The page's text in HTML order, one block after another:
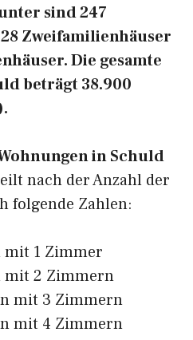
sind 247
Zweifamilienhäuser
Die gesamte
beträgt 38.900
in Schuld
nach der Anzahl der
folgende Zahlen:
mit 1 Zimmer
mit 2 Zimmern
mit 3 Zimmern
mit 4 Zimmern